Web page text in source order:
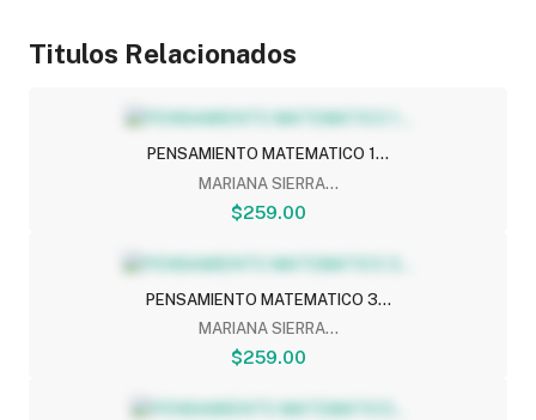
Titulos Relacionados
PENSAMIENTO MATEMATICO 1...
MARIANA SIERRA...
$259.00
PENSAMIENTO MATEMATICO 3...
MARIANA SIERRA...
$259.00